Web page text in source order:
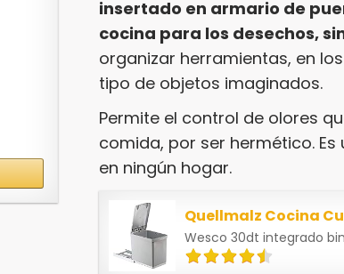
insertado en armario de
cocina para los desechos,
organizar herramientas, en
tipo de objetos imaginados.
Permite el control de olores
comida, por ser hermético.
en ningún hogar.
Wesco 30dt integrado